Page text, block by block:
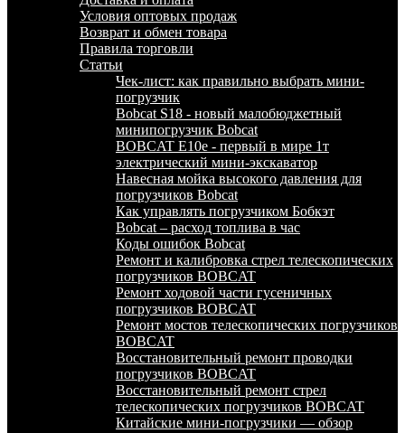
Условия оптовых продаж
Возврат и обмен товара
Правила торговли
Статьи
Чек-лист: как правильно выбрать мини-
погрузчик
Bobcat S18 - новый малобюджетный
минипогрузчик Bobcat
BOBCAT E10e - первый в мире 1т
электрический мини-экскаватор
Навесная мойка высокого давления для
погрузчиков Bobcat
Как управлять погрузчиком Бобкэт
Bobcat – расход топлива в час
Коды ошибок Bobcat
Ремонт и калибровка стрел телескопических
погрузчиков BOBCAT
Ремонт ходовой части гусеничных
погрузчиков BOBCAT
Ремонт мостов телескопических погрузчиков
BOBCAT
Восстановительный ремонт проводки
погрузчиков BOBCAT
Восстановительный ремонт стрел
телескопических погрузчиков BOBCAT
Китайские мини-погрузчики — обзор